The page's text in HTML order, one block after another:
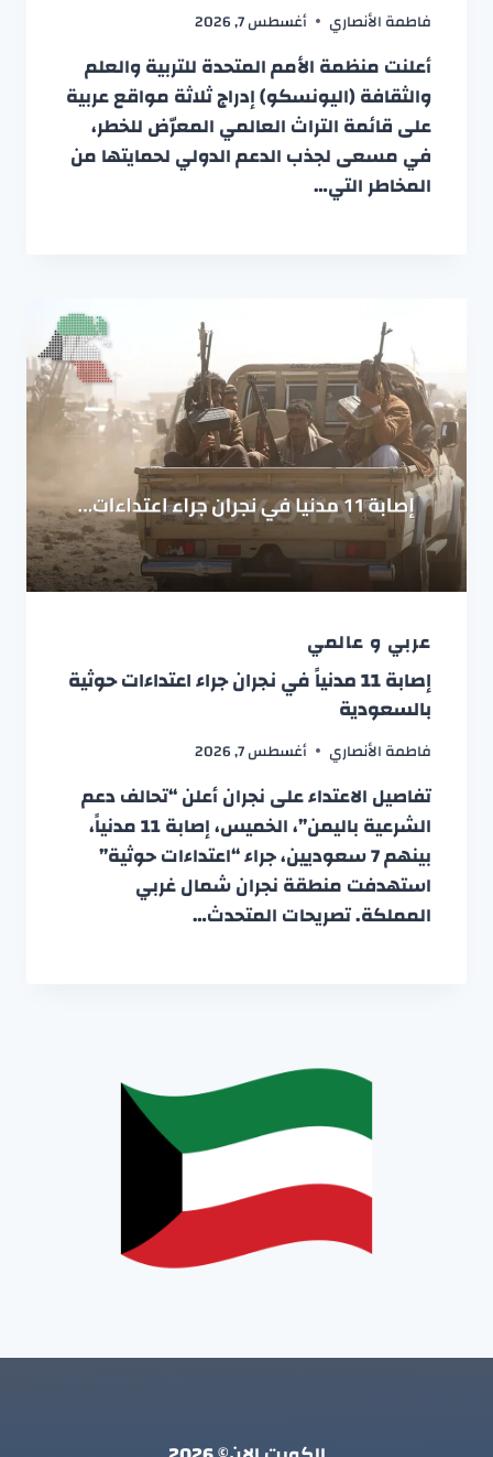
فاطمة الأنصاري أغسطس 7, 2026
أعلنت منظمة الأمم المتحدة للتربية والعلم
والثقافة (اليونسكو) إدراج ثلاثة مواقع عربية
على قائمة التراث العالمي المعرّض للخطر،
في مسعى لجذب الدعم الدولي لحمايتها من
المخاطر التي…
عربي و عالمي
إصابة 11 مدنياً في نجران جراء اعتداءات حوثية
بالسعودية
فاطمة الأنصاري أغسطس 7, 2026
تفاصيل الاعتداء على نجران أعلن “تحالف دعم
الشرعية باليمن”، الخميس، إصابة 11 مدنياً،
بينهم 7 سعوديين، جراء “اعتداءات حوثية”
استهدفت منطقة نجران شمال غربي
المملكة. تصريحات المتحدث…